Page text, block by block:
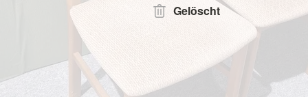
Anzeige aufgeben
Gelöscht